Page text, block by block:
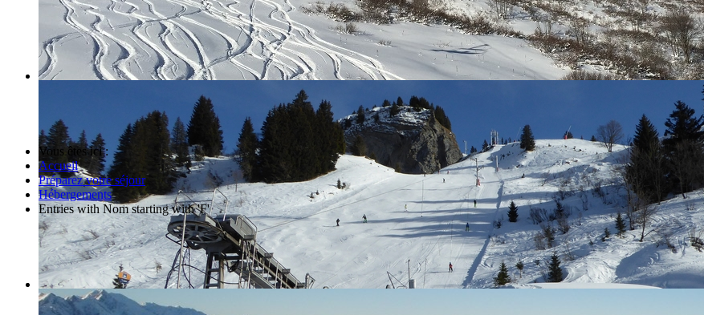
Vous êtes ici :
Accueil
Préparez votre séjour
Hébergements
Entries with Nom starting with 'F'